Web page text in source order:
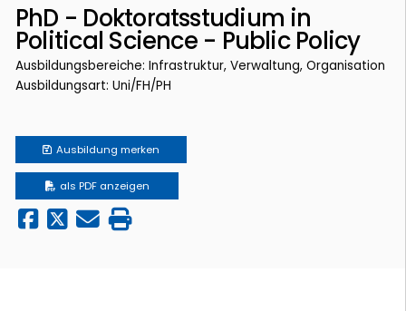
PhD - Doktoratsstudium in
Political Science - Public Policy
Ausbildungsbereiche: Infrastruktur, Verwaltung, Organisation
Ausbildungsart: Uni/FH/PH
Ausbildung merken
als PDF anzeigen